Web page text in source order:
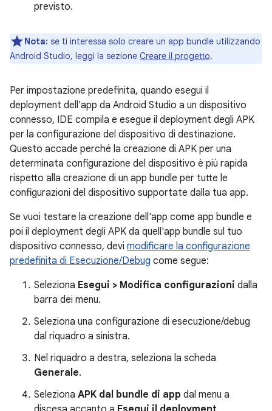
previsto.
Nota: se ti interessa solo creare un app bundle utilizzando
Android Studio, leggi la sezione Creare il progetto.
Per impostazione predefinita, quando esegui il
deployment dell'app da Android Studio a un dispositivo
connesso, IDE compila e esegue il deployment degli APK
per la configurazione del dispositivo di destinazione.
Questo accade perché la creazione di APK per una
determinata configurazione del dispositivo è più rapida
rispetto alla creazione di un app bundle per tutte le
configurazioni del dispositivo supportate dalla tua app.
Se vuoi testare la creazione dell'app come app bundle e
poi il deployment degli APK da quell'app bundle sul tuo
dispositivo connesso, devi modificare la configurazione
predefinita di Esecuzione/Debug come segue:
Seleziona Esegui > Modifica configurazioni dalla
barra dei menu.
Seleziona una configurazione di esecuzione/debug
dal riquadro a sinistra.
Nel riquadro a destra, seleziona la scheda
Generale.
Seleziona APK dal bundle di app dal menu a